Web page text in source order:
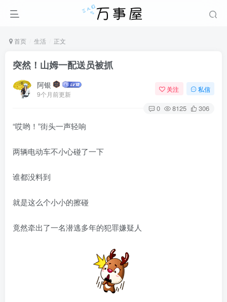
首页 生活 正文
突然！山姆一配送员被抓
阿银
9个月前更新
关注 私信
0 8125 306
“哎哟！”街头一声轻响
两辆电动车不小心碰了一下
谁都没料到
就是这么个小小的擦碰
竟然牵出了一名潜逃多年的犯罪嫌疑人